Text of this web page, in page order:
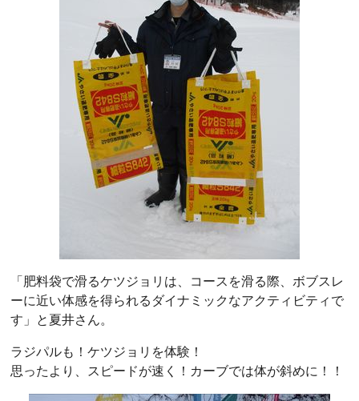
「肥料袋で滑るケツジョリは、コースを滑る際、ボブスレ
ーに近い体感を得られるダイナミックなアクティビティで
す」と夏井さん。
ラジパルも！ケツジョリを体験！
思ったより、スピードが速く！カーブでは体が斜めに！！